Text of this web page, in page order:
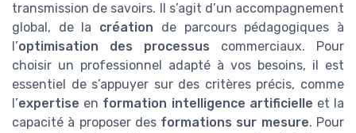
transmission de savoirs. Il s’agit d’un accompagnement
global, de la création de parcours pédagogiques à
l’optimisation des processus commerciaux. Pour
choisir un professionnel adapté à vos besoins, il est
essentiel de s’appuyer sur des critères précis, comme
l’expertise en formation intelligence artificielle et la
capacité à proposer des formations sur mesure. Pour